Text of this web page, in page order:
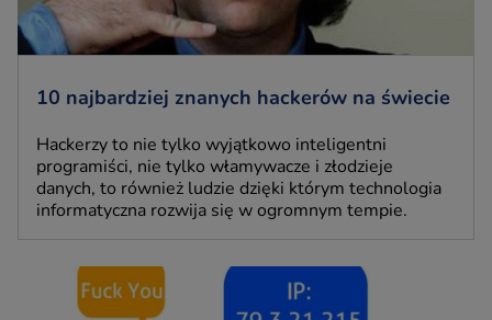
10 najbardziej znanych hackerów na świecie
Hackerzy to nie tylko wyjątkowo inteligentni
programiści, nie tylko włamywacze i złodzieje
danych, to również ludzie dzięki którym technologia
informatyczna rozwija się w ogromnym tempie.